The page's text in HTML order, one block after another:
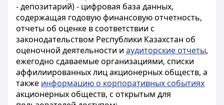
- депозитарий) - цифровая база данных,
содержащая годовую финансовую отчетность,
отчеты об оценке в соответствии с
законодательством Республики Казахстан об
оценочной деятельности и аудиторские отчеты,
ежегодно сдаваемые организациями, списки
аффилиированных лиц акционерных обществ, а
также информацию о корпоративных событиях
акционерных обществ, с открытым для